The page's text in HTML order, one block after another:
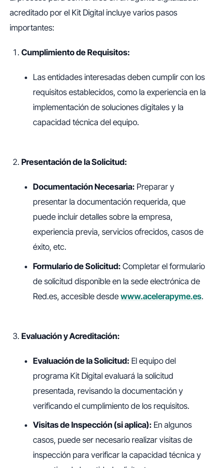
acreditado por el Kit Digital incluye varios pasos
importantes:
Cumplimiento de Requisitos:
Las entidades interesadas deben cumplir con los
requisitos establecidos, como la experiencia en la
implementación de soluciones digitales y la
capacidad técnica del equipo.
Presentación de la Solicitud:
Documentación Necesaria: Preparar y
presentar la documentación requerida, que
puede incluir detalles sobre la empresa,
experiencia previa, servicios ofrecidos, casos de
éxito, etc.
Formulario de Solicitud: Completar el formulario
de solicitud disponible en la sede electrónica de
Red.es, accesible desde www.acelerapyme.es.
Evaluación y Acreditación:
Evaluación de la Solicitud: El equipo del
programa Kit Digital evaluará la solicitud
presentada, revisando la documentación y
verificando el cumplimiento de los requisitos.
Visitas de Inspección (si aplica): En algunos
casos, puede ser necesario realizar visitas de
inspección para verificar la capacidad técnica y